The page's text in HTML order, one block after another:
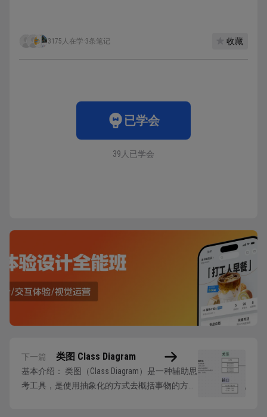
3175人在学·3条笔记 收藏
已学会
39人已学会
下一篇 类图 Class Diagram
基本介绍： 类图（Class Diagram）是一种辅助思
考工具，是使用抽象化的方式去概括事物的方